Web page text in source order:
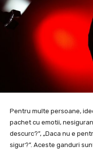
Pentru multe persoane,
pachet cu emotii,
descurc?”, „Daca nu e
sigur?”. Aceste ganduri